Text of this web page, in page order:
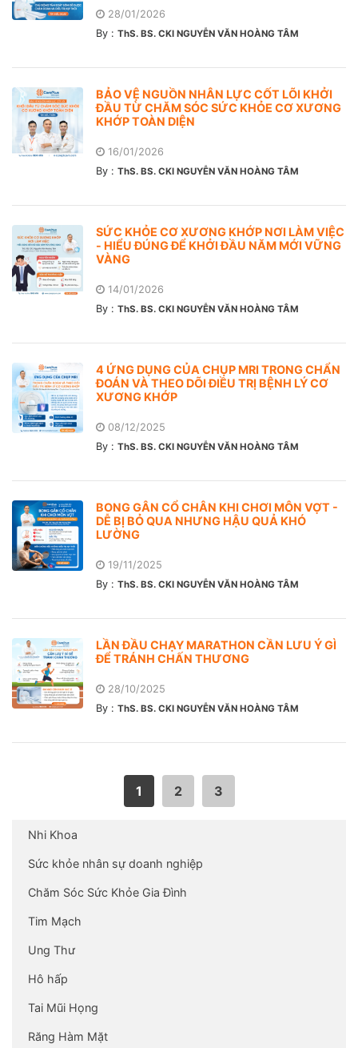
28/01/2026
By : ThS. BS. CKI NGUYỄN VĂN HOÀNG TÂM
BẢO VỆ NGUỒN NHÂN LỰC CỐT LÕI KHỞI
ĐẦU TỪ CHĂM SÓC SỨC KHỎE CƠ XƯƠNG
KHỚP TOÀN DIỆN
16/01/2026
By : ThS. BS. CKI NGUYỄN VĂN HOÀNG TÂM
SỨC KHỎE CƠ XƯƠNG KHỚP NƠI LÀM VIỆC
- HIỂU ĐÚNG ĐỂ KHỞI ĐẦU NĂM MỚI VỮNG
VÀNG
14/01/2026
By : ThS. BS. CKI NGUYỄN VĂN HOÀNG TÂM
4 ỨNG DỤNG CỦA CHỤP MRI TRONG CHẨN
ĐOÁN VÀ THEO DÕI ĐIỀU TRỊ BỆNH LÝ CƠ
XƯƠNG KHỚP
08/12/2025
By : ThS. BS. CKI NGUYỄN VĂN HOÀNG TÂM
BONG GÂN CỔ CHÂN KHI CHƠI MÔN VỢT -
DỄ BỊ BỎ QUA NHƯNG HẬU QUẢ KHÓ
LƯỜNG
19/11/2025
By : ThS. BS. CKI NGUYỄN VĂN HOÀNG TÂM
LẦN ĐẦU CHẠY MARATHON CẦN LƯU Ý GÌ
ĐỂ TRÁNH CHẤN THƯƠNG
28/10/2025
By : ThS. BS. CKI NGUYỄN VĂN HOÀNG TÂM
1 2 3
Nhi Khoa
Sức khỏe nhân sự doanh nghiệp
Chăm Sóc Sức Khỏe Gia Đình
Tim Mạch
Ung Thư
Hô hấp
Tai Mũi Họng
Răng Hàm Mặt